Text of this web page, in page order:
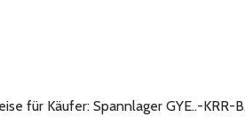
für Käufer: Spannlager GYE..-KRR-